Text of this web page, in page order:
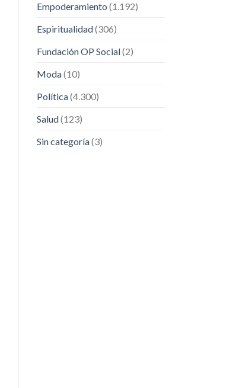
Empoderamiento (1.192)
Espiritualidad(306)
Fundación OP Social(2)
Moda(10)
Política(4.300)
Salud(123)
Sin categoría(3)